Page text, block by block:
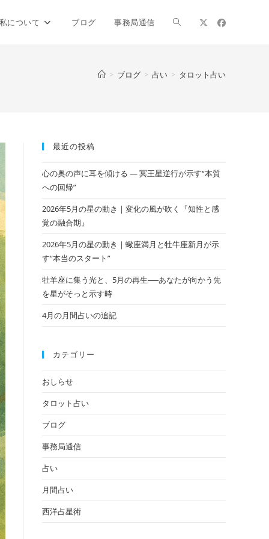
について ブログ 事務局通信 ウ
ト
> ブログ > 占い > タロット占い
最近の投稿
心の奥の声に耳を傾ける ― 冥王星逆行が示す“本質
への回帰”
2026年5月の星の動き｜変化の風が吹く『知性と感
覚の融合期』
2026年5月の星の動き｜蠍座満月と牡牛座新月が示
す“本当のスタート”
牡羊座に集う光と、5月の再生──あなたが向かう先
を星がそっと示す時
4月の月間占いの追記
カテゴリー
おしらせ
タロット占い
ブログ
事務局通信
占い
月間占い
西洋占星術